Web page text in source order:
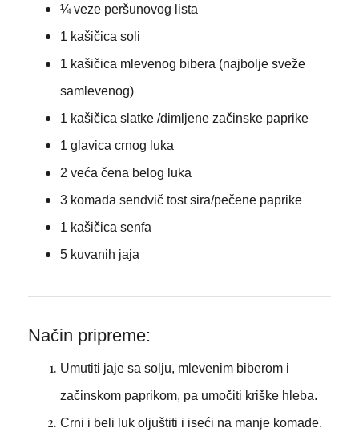
¼ veze peršunovog lista
1 kašičica soli
1 kašičica mlevenog bibera (najbolje sveže
samlevenog)
1 kašičica slatke /dimljene začinske paprike
1 glavica crnog luka
2 veća čena belog luka
3 komada sendvič tost sira/pečene paprike
1 kašičica senfa
5 kuvanih jaja
Način pripreme:
Umutiti jaje sa solju, mlevenim biberom i
začinskom paprikom, pa umočiti kriške hleba.
Crni i beli luk oljuštiti i iseći na manje komade.